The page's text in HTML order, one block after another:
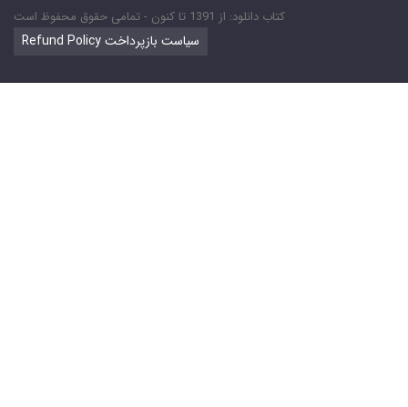
کتاب دانلود: از 1391 تا کنون - تمامی حقوق محفوظ است
Refund Policy سیاست بازپرداخت